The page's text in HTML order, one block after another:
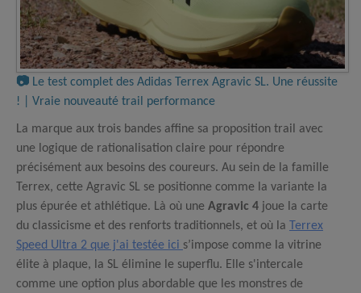
📷 Le test complet des Adidas Terrex Agravic SL. Une réussite
! | Vraie nouveauté trail performance
La marque aux trois bandes affine sa proposition trail avec
une logique de rationalisation claire pour répondre
précisément aux besoins des coureurs. Au sein de la famille
Terrex, cette Agravic SL se positionne comme la variante la
plus épurée et athlétique. Là où une Agravic 4 joue la carte
du classicisme et des renforts traditionnels, et où la
Terrex
Speed Ultra 2 que j'ai testée ici s’impose comme la vitrine
élite à plaque, la SL élimine le superflu. Elle s'intercale
comme une option plus abordable que les monstres de